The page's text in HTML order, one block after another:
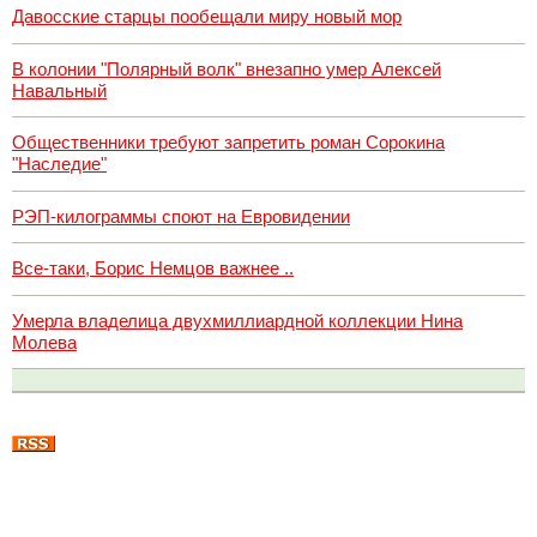
Давосские старцы пообещали миру новый мор
В колонии "Полярный волк" внезапно умер Алексей
Навальный
Общественники требуют запретить роман Сорокина
"Наследие"
РЭП-килограммы споют на Евровидении
Все-таки, Борис Немцов важнее ..
Умерла владелица двухмиллиардной коллекции Нина
Молева